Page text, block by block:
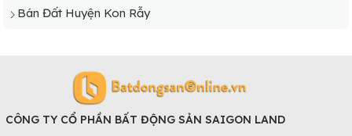
Kon Tum với lợi thế quỹ đất rộng, giá đất không quá cao
Nhu cầu lưu trú, du lịch, tổ chức sự kiện tại Kon Tum ngày
càng cao; thế nhưng những công trình quy mô đồng bộ
Bán Đất Huyện Kon Rẫy
CÔNG TY CỔ PHẦN BẤT ĐỘNG SẢN SAIGON LAND